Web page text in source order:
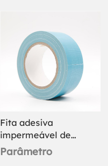
Fita adesiva
impermeável de
tecido colorido
Parâmetro